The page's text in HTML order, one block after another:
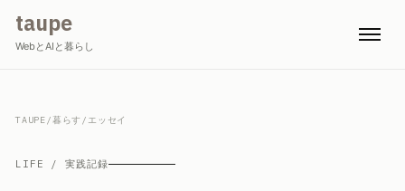
taupe
WebとAIと暮らし
TAUPE/暮らす/ エッセイ
LIFE / 実践記録